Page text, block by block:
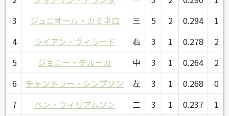
3
ジュニオール・カミネロ 三 5 2 0.294
1
4
ライアン・ヴィラード 右 3 1 0.278
2
5
ジョニー・デルーカ 中 3 1 0.264
2
6
チャンドラー・シンプソン 左 3 1 0.268
0
7
ベン・ウィリアムソン 二 3 1 0.237
1